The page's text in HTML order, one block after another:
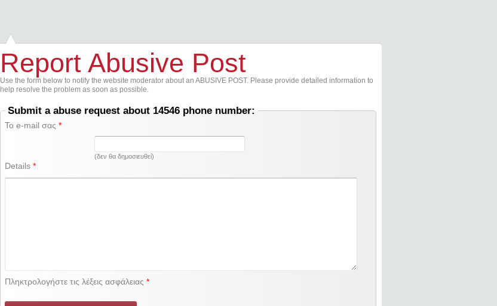
Report Abusive Post
Use the form below to notify the website moderator about an ABUSIVE POST. Please provide detailed information to
help resolve the problem as soon as possible.
Submit a abuse request about 14546 phone number:
Το e-mail σας*
(δεν θα δημοσιευθεί)
Details*
Πληκτρολογήστε τις λέξεις ασφάλειας*